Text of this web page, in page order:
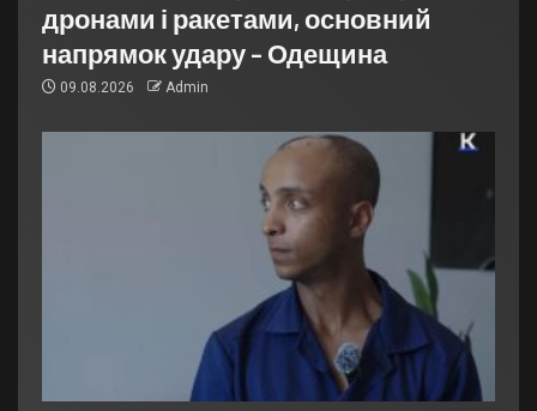
дронами і ракетами, основний
напрямок удару – Одещина
09.08.2026 Admin